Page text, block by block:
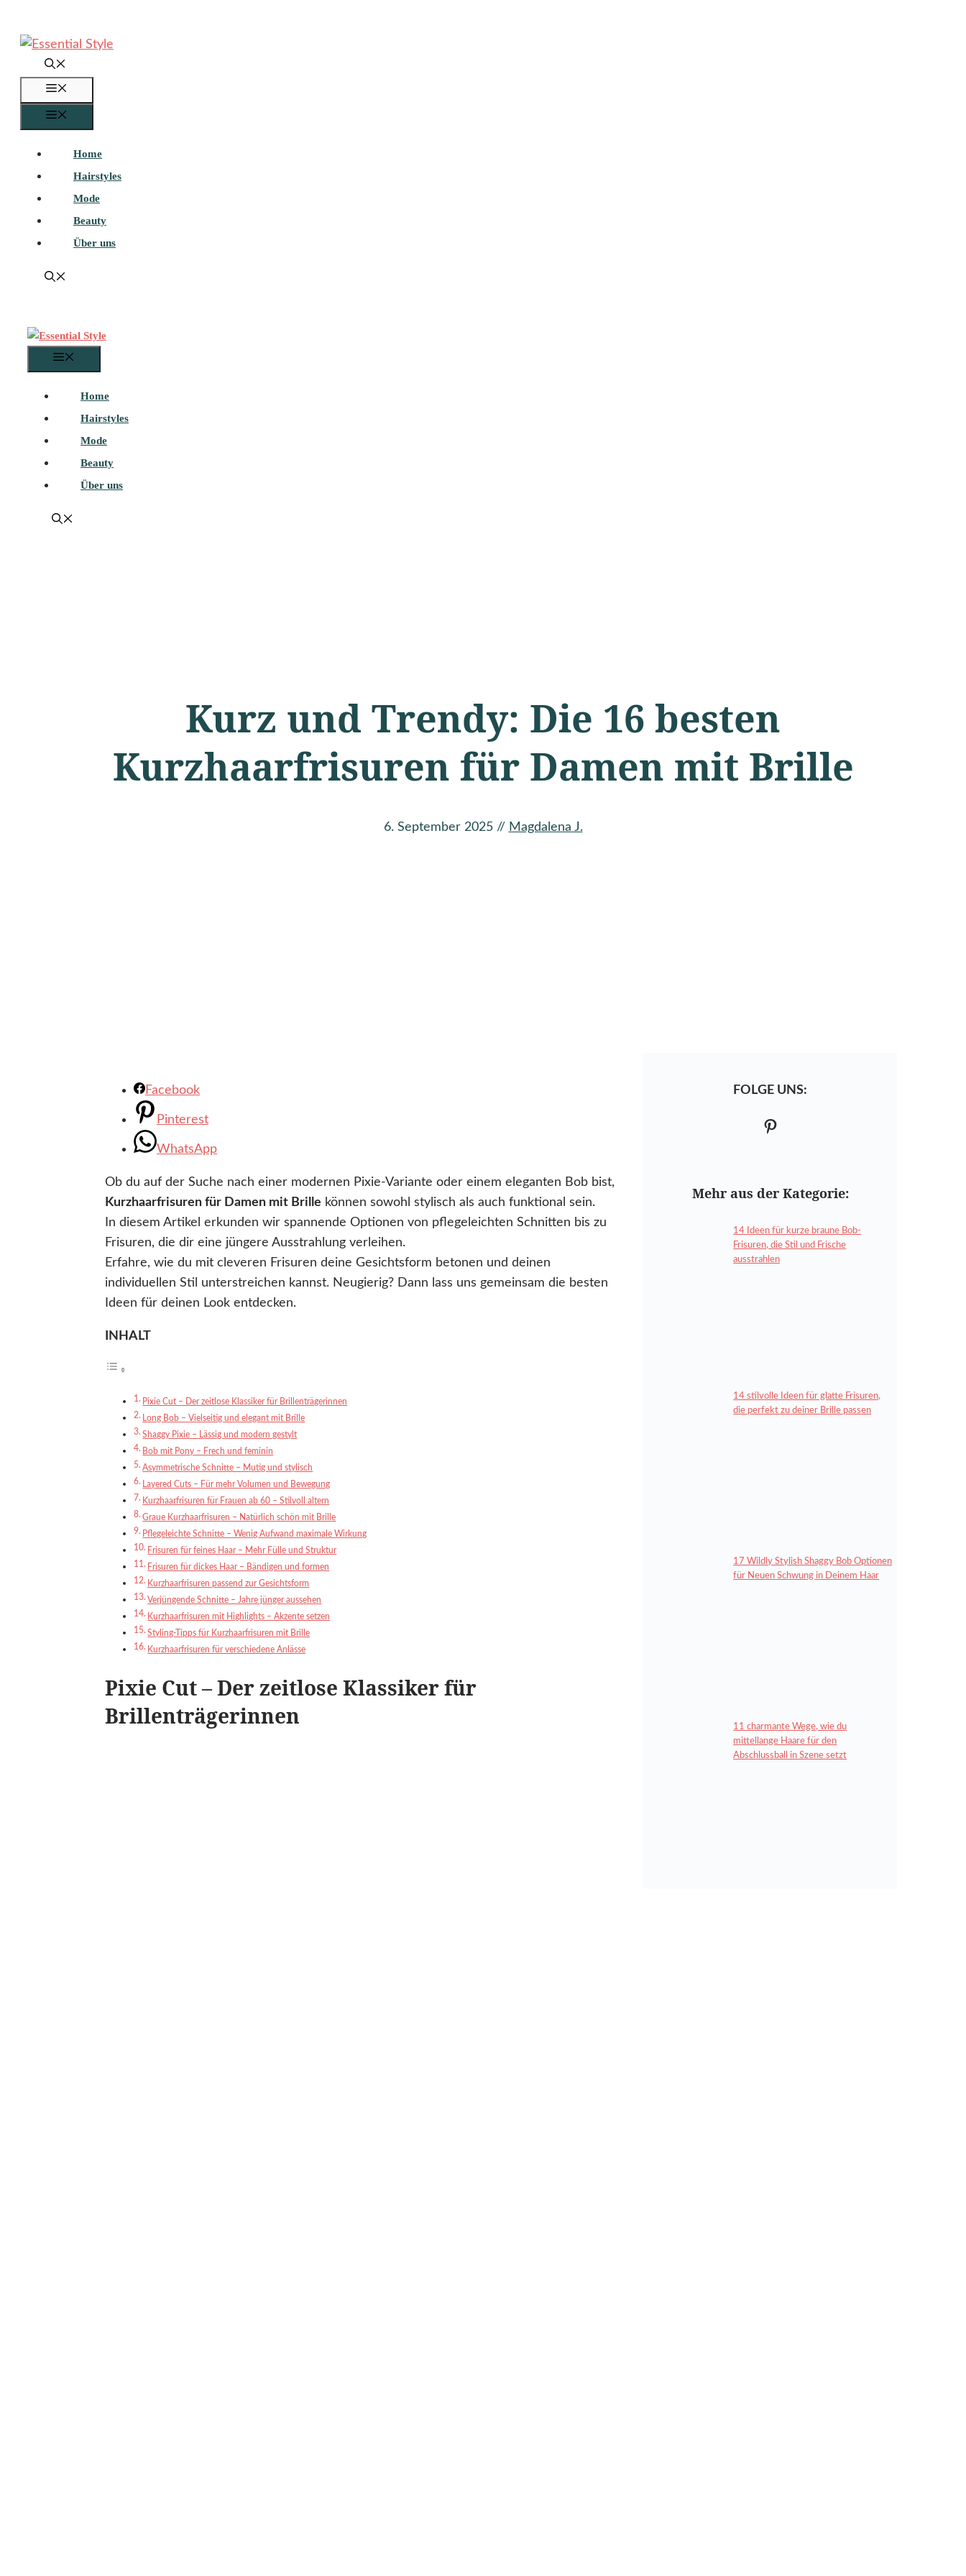
Inhalt
springen
Home
Hairstyles
Mode
Beauty
Über uns
Home
Hairstyles
Mode
Beauty
Über uns
Kurz und Trendy: Die 16 besten
Kurzhaarfrisuren für Damen mit Brille
6. September 2025 // Magdalena J.
Facebook
Pinterest
WhatsApp
Ob du auf der Suche nach einer modernen Pixie-Variante oder einem eleganten Bob bist,
Kurzhaarfrisuren für Damen mit Brille können sowohl stylisch als auch funktional sein.
In diesem Artikel erkunden wir spannende Optionen von pflegeleichten Schnitten bis zu
Frisuren, die dir eine jüngere Ausstrahlung verleihen.
Erfahre, wie du mit cleveren Frisuren deine Gesichtsform betonen und deinen
individuellen Stil unterstreichen kannst. Neugierig? Dann lass uns gemeinsam die besten
Ideen für deinen Look entdecken.
INHALT
Pixie Cut – Der zeitlose Klassiker für Brillenträgerinnen
Long Bob – Vielseitig und elegant mit Brille
Shaggy Pixie – Lässig und modern gestylt
Bob mit Pony – Frech und feminin
Asymmetrische Schnitte – Mutig und stylisch
Layered Cuts – Für mehr Volumen und Bewegung
Kurzhaarfrisuren für Frauen ab 60 – Stilvoll altern
Graue Kurzhaarfrisuren – Natürlich schön mit Brille
Pflegeleichte Schnitte – Wenig Aufwand maximale Wirkung
Frisuren für feines Haar – Mehr Fülle und Struktur
Frisuren für dickes Haar – Bändigen und formen
Kurzhaarfrisuren passend zur Gesichtsform
Verjüngende Schnitte – Jahre jünger aussehen
Kurzhaarfrisuren mit Highlights – Akzente setzen
Styling-Tipps für Kurzhaarfrisuren mit Brille
Kurzhaarfrisuren für verschiedene Anlässe
Pixie Cut – Der zeitlose Klassiker für
Brillenträgerinnen
FOLGE UNS:
Pinterest
Mehr aus der Kategorie:
14 Ideen für kurze braune Bob-
Frisuren, die Stil und Frische
ausstrahlen
14 stilvolle Ideen für glatte Frisuren,
die perfekt zu deiner Brille passen
17 Wildly Stylish Shaggy Bob Optionen
für Neuen Schwung in Deinem Haar
11 charmante Wege, wie du
mittellange Haare für den
Abschlussball in Szene setzt